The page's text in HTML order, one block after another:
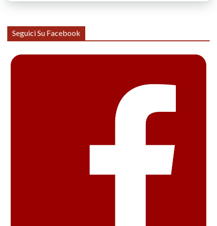
Seguici Su Facebook